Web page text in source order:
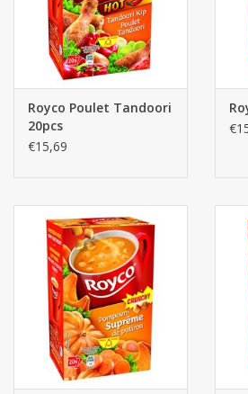
Royco Poulet Tandoori
20pcs
€15,69